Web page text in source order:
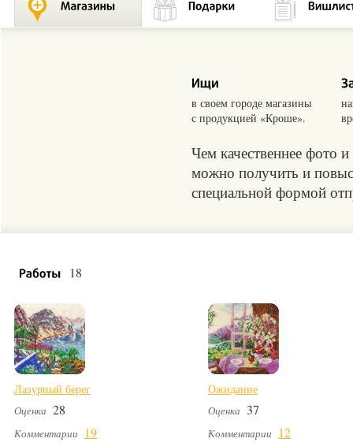
в своем городе магазины
с продукцией «Кроше».
Чем качественнее фото
можно получить и
специальной формой
18
Лазурный берег
Оценка 28
Комментарии 19
Ожидание
Оценка 37
Комментарии 12